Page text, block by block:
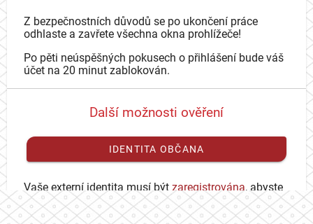
Z bezpečnostních důvodů se po ukončení práce
odhlaste a zavřete všechna okna prohlížeče!
Po pěti neúspěšných pokusech o přihlášení bude váš
účet na 20 minut zablokován.
Další možnosti ověření
IDENTITA OBČANA
Vaše externí identita musí být zaregistrována, abyste
se mohli přihlásit ke svému CAS účtu.